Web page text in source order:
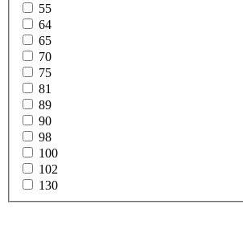
55
64
65
70
75
81
89
90
98
100
102
130